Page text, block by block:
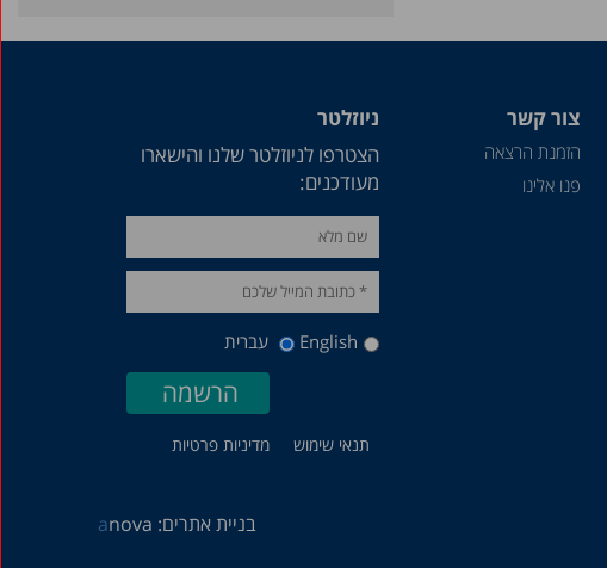
צור קשר
הזמנת הרצאה
פנו אלינו
ניוזלטר
הצטרפו לניוזלטר שלנו והישארו
מעודכנים:
English עברית
תנאי שימוש מדיניות פרטיות
בניית אתרים: anova